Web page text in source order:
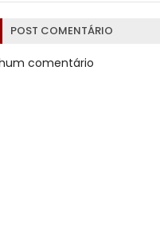
POST COMENTÁRIO
comentário